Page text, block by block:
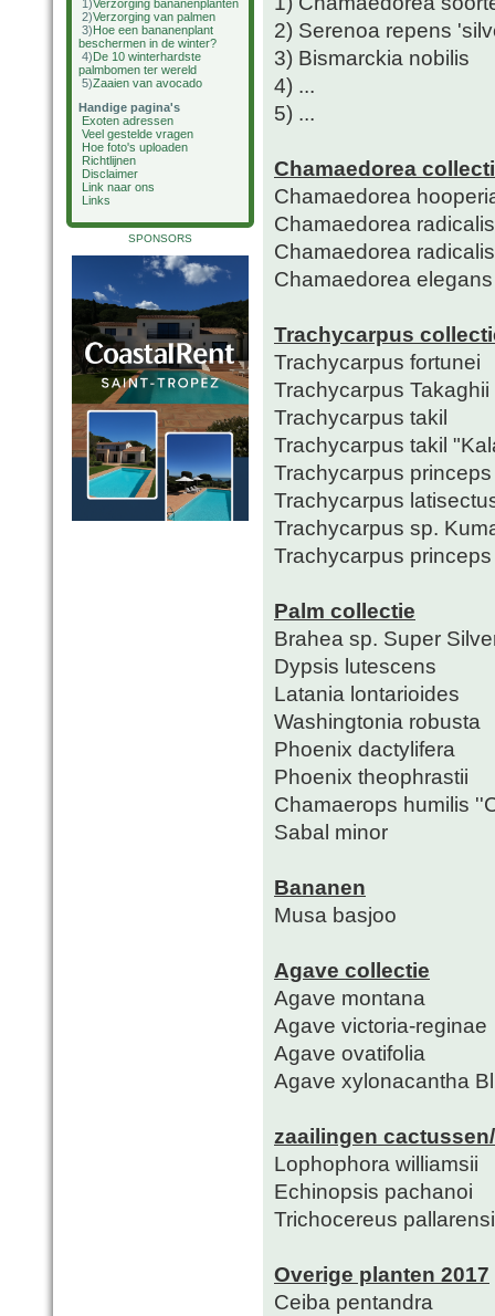
1)Verzorging bananenplanten
2)Verzorging van palmen
3)Hoe een bananenplant
beschermen in de winter?
4)De 10 winterhardste
palmbomen ter wereld
5)Zaaien van avocado
Handige pagina's
Exoten adressen
Veel gestelde vragen
Hoe foto's uploaden
Richtlijnen
Disclaimer
Link naar ons
Links
SPONSORS
2) Serenoa repens
3) Bismarckia nobilis
4) ...
5) ...
Chamaedorea
Chamaedorea
Chamaedorea radicalis
Chamaedorea
Chamaedorea elegans
Trachycarpus
Trachycarpus fortunei
Trachycarpus Takaghii
Trachycarpus takil
Trachycarpus takil
Trachycarpus
Trachycarpus
Trachycarpus sp.
Trachycarpus
Palm collectie
Brahea sp. Super
Dypsis lutescens
Latania lontarioides
Washingtonia robusta
Phoenix dactylifera
Phoenix theophrastii
Chamaerops humilis
Sabal minor
Bananen
Musa basjoo
Agave collectie
Agave montana
Agave victoria-reginae
Agave ovatifolia
Agave xylonacantha
zaailingen
Lophophora williamsii
Echinopsis pachanoi
Trichocereus
Overige planten 2017
Ceiba pentandra